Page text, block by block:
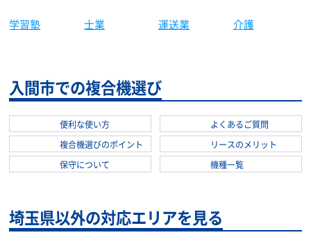
学習塾 士業 運送業 介護
入間市での複合機選び
便利な使い方
よくあるご質問
複合機選びのポイント
リースのメリット
保守について
機種一覧
埼玉県以外の対応エリアを見る